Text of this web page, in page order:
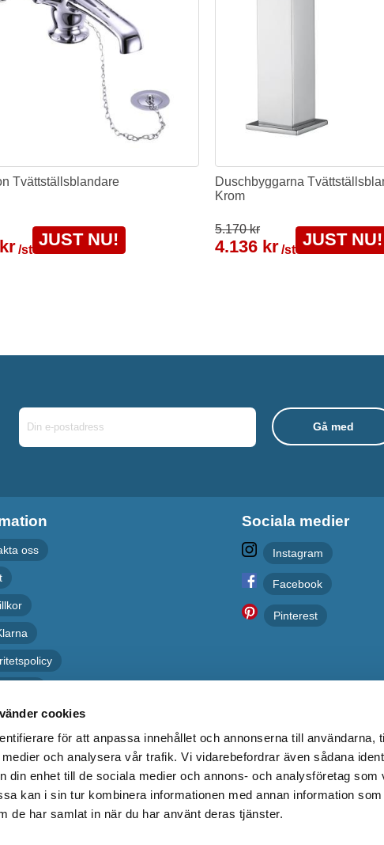
cookies
för att anpassa innehållet och annonserna till användarna,
och analysera vår trafik. Vi vidarebefordrar även sådana
din enhet till de sociala medier och annons- och analysföretag som
kan i sin tur kombinera informationen med annan information
de har samlat in när du har använt deras tjänster.
Tvättställsblandare
/st
JUST NU!
Duschbyggarna
Krom
5.170 kr
4.136 kr/st
JUST NU!
oss
Sociala medier
Instagram
Facebook
Pinterest